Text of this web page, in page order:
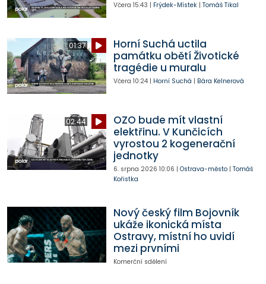
Včera 15:43 | Frýdek-Místek| Tomáš Tikal
01:37
Horní Suchá uctila
památku obětí Životické
tragédie u muralu
Včera 10:24| Horní Suchá | Bára Kelnerová
02:44
OZO bude mít vlastní
elektřinu. V Kunčicích
vyrostou 2 kogenerační
jednotky
6. srpna 2026 10:06 | Ostrava-město| Tomáš
Kořistka
Nový český film Bojovník
ukáže ikonická místa
Ostravy, místní ho uvidí
mezi prvními
Komerční sdělení